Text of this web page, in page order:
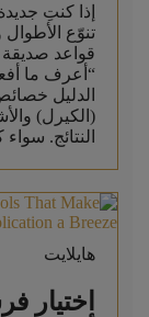
إذا كنتِ
تنوّع الأطوال
قواعد صديقة
“أعرف ما
الدليل
(الكيرل)
النتائج.
هايلايت
اختيار